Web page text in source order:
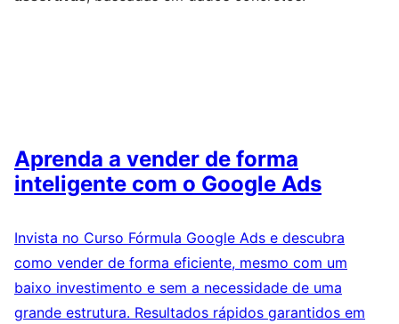
Aprenda a vender de forma
inteligente com o Google Ads
Invista no Curso Fórmula Google Ads e descubra
como vender de forma eficiente, mesmo com um
baixo investimento e sem a necessidade de uma
grande estrutura. Resultados rápidos garantidos em